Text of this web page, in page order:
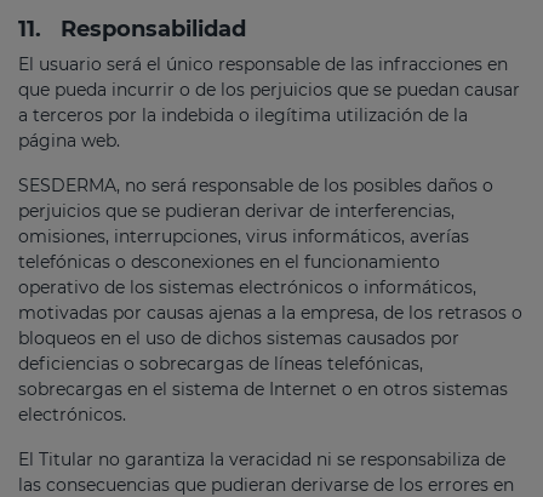
11. Responsabilidad
El usuario será el único responsable de las infracciones en
que pueda incurrir o de los perjuicios que se puedan causar
a terceros por la indebida o ilegítima utilización de la
página web.
SESDERMA, no será responsable de los posibles daños o
perjuicios que se pudieran derivar de interferencias,
omisiones, interrupciones, virus informáticos, averías
telefónicas o desconexiones en el funcionamiento
operativo de los sistemas electrónicos o informáticos,
motivadas por causas ajenas a la empresa, de los retrasos o
bloqueos en el uso de dichos sistemas causados por
deficiencias o sobrecargas de líneas telefónicas,
sobrecargas en el sistema de Internet o en otros sistemas
electrónicos.
El Titular no garantiza la veracidad ni se responsabiliza de
las consecuencias que pudieran derivarse de los errores en